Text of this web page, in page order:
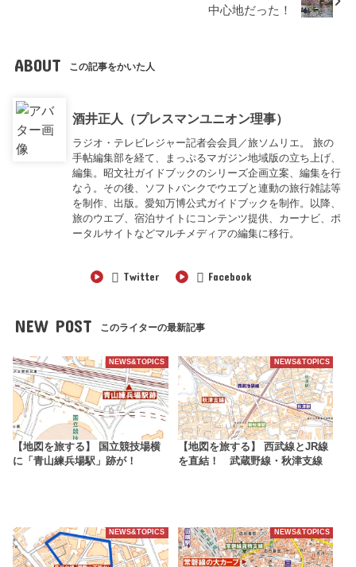
中心地だった！
ABOUT この記事をかいた人
酒井正人（プレスマンユニオン理事）
ラジオ・テレビレジャー記者会会員／旅ソムリエ。 旅の
手帖編集部を経て、まっぷるマガジン地域版の立ち上げ、
編集。昭文社ガイドブックのシリーズ企画立案、編集を行
なう。その後、ソフトバンクでウエブと連動の旅行雑誌等
を制作、出版。愛知万博公式ガイドブックを制作。以降、
旅のウエブ、宿泊サイトにコンテンツ提供、カーナビ、ポ
ータルサイトなどマルチメディアの編集に移行。
Twitter Facebook
NEW POST このライターの最新記事
NEWS&TOPICS
【地図を旅する】 国立競技場横
に「青山練兵場駅」跡が！
NEWS&TOPICS
【地図を旅する】 西武線とJR線
を直結！ 武蔵野線・秋津支線
NEWS&TOPICS NEWS&TOPICS